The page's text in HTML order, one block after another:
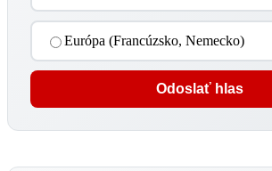
Európa (Francúzsko, Nemecko)
Odoslať hlas